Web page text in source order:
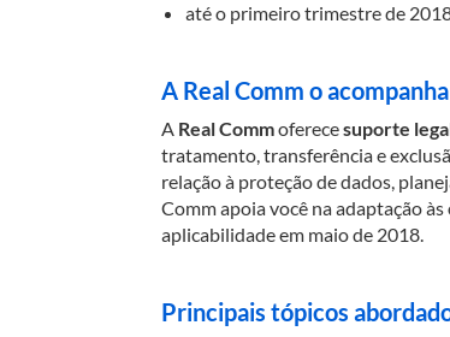
até o primeiro trimestre de
A Real Comm o
A Real Commoferecesuporte
tratamento, transferência e
relação à proteção de dados,
Comm apoia você na adaptação
aplicabilidade em maio de 2018.
Principais tópicos